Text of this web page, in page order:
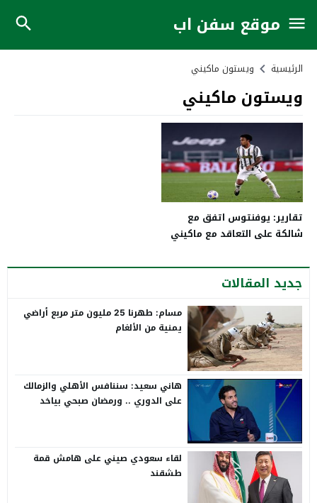
موقع سفن اب
الرئيسية ويستون ماكيني
ويستون ماكيني
تقارير: يوفنتوس اتفق مع
شالكة على التعاقد مع ماكيني
جديد المقالات
مسام: طهرنا 25 مليون متر مربع أراضي
يمنية من الألغام
هاني سعيد: سننافس الأهلي والزمالك
على الدوري .. ورمضان صبحي بياخد
لقاء سعودي صيني على هامش قمة
طشقند